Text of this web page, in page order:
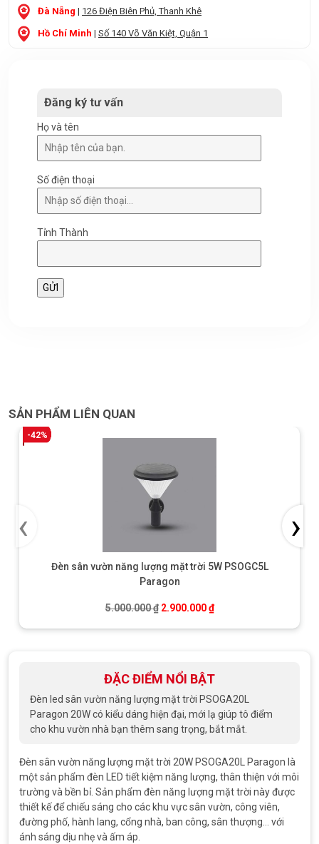
Đà Nẵng | 126 Điện Biên Phủ, Thanh Khê
Hồ Chí Minh | Số 140 Võ Văn Kiệt, Quận 1
Đăng ký tư vấn
Họ và tên
Số điện thoại
Tỉnh Thành
SẢN PHẨM LIÊN QUAN
-42%
Đèn sân vườn năng lượng mặt trời 5W PSOGC5L
Paragon
5.000.000₫ Giá gốc là: 5.000.000 ₫.
2.900.000₫Giá hiện tại là:
‹ ›
ĐẶC ĐIỂM NỔI BẬT
Đèn led sân vườn năng lượng mặt trời PSOGA20L
Paragon 20W có kiểu dáng hiện đại, mới lạ giúp tô điểm
cho khu vườn nhà bạn thêm sang trọng, bắt mắt.
Đèn sân vườn năng lượng mặt trời 20W PSOGA20L Paragon là
một sản phẩm đèn LED tiết kiệm năng lượng, thân thiện với môi
trường và bền bỉ. Sản phẩm đèn năng lượng mặt trời này được
thiết kế để chiếu sáng cho các khu vực sân vườn, công viên,
đường phố, hành lang, cổng nhà, ban công, sân thượng… với
ánh sáng dịu nhẹ và ấm áp.